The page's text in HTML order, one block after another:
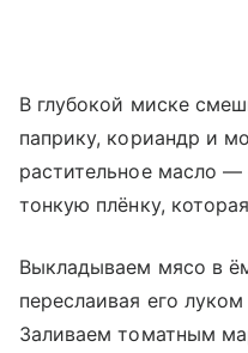
В глубокой миске
паприку, кориандр и
растительное масло
тонкую плёнку,
Выкладываем мясо в
переслаивая его
Заливаем томатным